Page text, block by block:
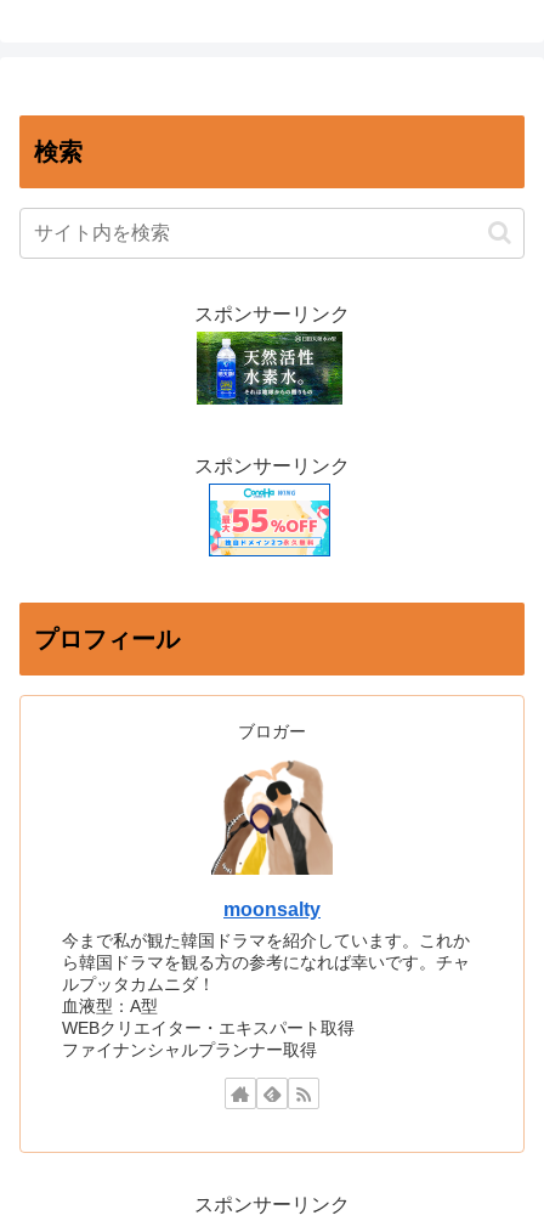
検索
スポンサーリンク
スポンサーリンク
プロフィール
ブロガー
moonsalty
今まで私が観た韓国ドラマを紹介しています。これか
ら韓国ドラマを観る方の参考になれば幸いです。チャ
ルプッタカムニダ！
血液型：A型
WEBクリエイター・エキスパート取得
ファイナンシャルプランナー取得
スポンサーリンク